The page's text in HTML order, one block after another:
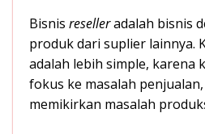
Bisnis reselleradalah bisnis
produk dari suplier lainnya.
adalah lebih simple, karena
fokus ke masalah
memikirkan masalah